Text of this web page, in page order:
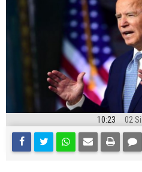
Herêma Kurdistanê nîne
10:23 02